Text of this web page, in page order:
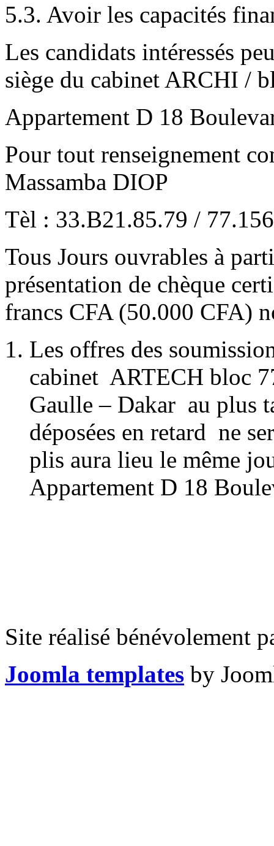
5.3. Avoir les capacités
Les candidats intéressés
siège du cabinet ARCHI /
Appartement D 18
Pour tout renseignement
Massamba DIOP
Tèl : 33.B21.85.79 /
Tous Jours ouvrables à
présentation de chèque
francs CFA (50.000 CFA)
Les offres des
cabinet ARTECH bloc
Gaulle – Dakar au plus
déposées en retard ne
plis aura lieu le même
Appartement D 18
Site réalisé bénévolement
Joomla templates by